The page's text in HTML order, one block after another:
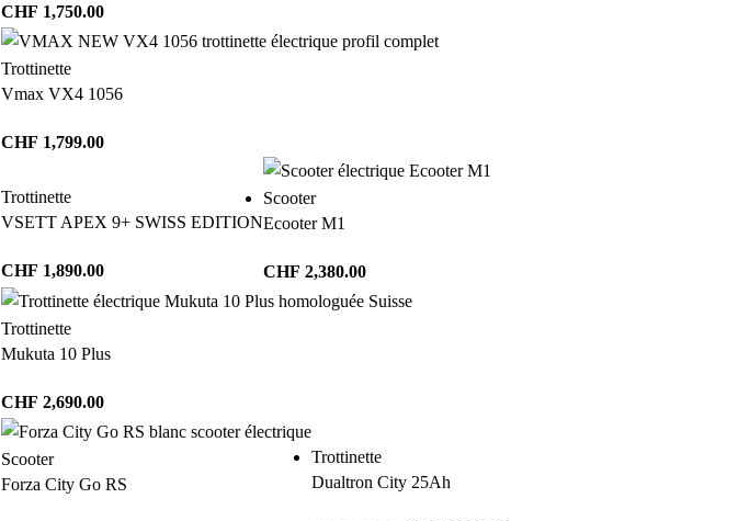
CHF 1,750.00
Trottinette
Vmax VX4 1056
CHF 1,799.00
Trottinette
VSETT APEX 9+ SWISS EDITION
CHF 1,890.00
Scooter
Ecooter M1
CHF 2,380.00
Trottinette
Mukuta 10 Plus
CHF 2,690.00
Scooter
Forza City Go RS
Trottinette
Dualtron City 25Ah